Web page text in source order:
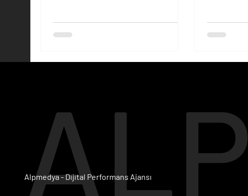
ALP
Alpmedya - Dijital Performans Ajansı
artırmak ve geniş bir kitleye ulaşmak
Instagram Keşfet'in büyük bir rol